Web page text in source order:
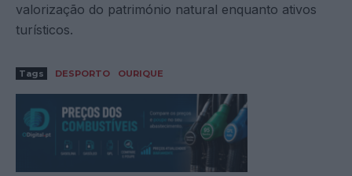
valorização do património natural enquanto ativos
turísticos.
Tags DESPORTO OURIQUE